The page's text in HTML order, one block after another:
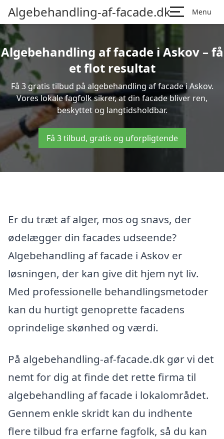
Algebehandling-af-facade.dk Menu
Algebehandling af facade i Askov – få
et flot resultat
Få 3 gratis tilbud på algebehandling af facade i Askov.
Vores lokale fagfolk sikrer, at din facade bliver ren,
beskyttet og langtidsholdbar.
Få 3 tilbud, gratis og uforpligtende
Er du træt af alger, mos og snavs, der
ødelægger din facades udseende?
Algebehandling af facade i Askov er
løsningen, der kan give dit hjem nyt liv.
Med professionelle behandlingsmetoder
kan du hurtigt genoprette facadens
oprindelige skønhed og værdi.
På algebehandling-af-facade.dk gør vi det
nemt for dig at finde det rette firma til
algebehandling af facade i lokalområdet.
Gennem enkle skridt kan du indhente
flere tilbud fra erfarne fagfolk, så du kan